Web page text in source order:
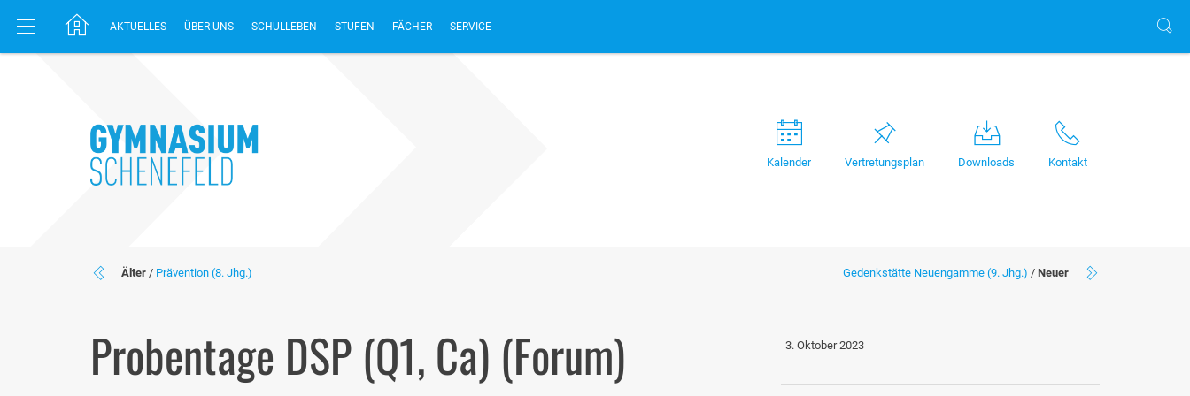
AKTUELLES ÜBER UNS SCHULLEBEN STUFEN FÄCHER SERVICE
Kalender Vertretungsplan Downloads Kontakt
Gedenkstätte Neuengamme (9. Jhg.) / Neuer
Älter / Prävention (8. Jhg.)
Probentage DSP (Q1, Ca) (Forum) 3. Oktober 2023